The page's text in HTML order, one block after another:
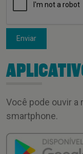
Enviar
Você pode ouvir a
smartphone.